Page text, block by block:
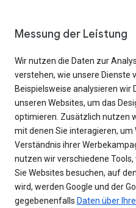
Messung der Leistung
Wir nutzen die Daten zur
verstehen, wie unsere Dienste
Beispielsweise analysieren wir
unseren Websites, um das
optimieren. Zusätzlich nutzen
mit denen Sie interagieren,
Verständnis ihrer
nutzen wir verschiedene Tools,
Sie Websites besuchen, auf
wird, werden Google und der
gegebenenfalls Daten über